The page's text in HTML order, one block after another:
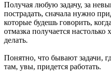
Получая любую задачу, за
пострадать, сначала нужно
которые будешь говорить,
отмазка получается
делать.
Понятно, что бывают задачи,
там, увы, придется работать.